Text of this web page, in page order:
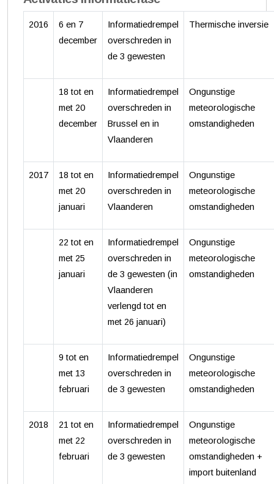
2016
6 en 7
december
Informatiedrempel
overschreden in
de 3 gewesten
Thermische inversie
18 tot en
met 20
december
Informatiedrempel
overschreden in
Brussel en in
Vlaanderen
Ongunstige
meteorologische
omstandigheden
2017
18 tot en
met 20
januari
Informatiedrempel
overschreden in
Vlaanderen
Ongunstige
meteorologische
omstandigheden
22 tot en
met 25
januari
Informatiedrempel
overschreden in
de 3 gewesten (in
Vlaanderen
verlengd tot en
met 26 januari)
Ongunstige
meteorologische
omstandigheden
9 tot en
met 13
februari
Informatiedrempel
overschreden in
de 3 gewesten
Ongunstige
meteorologische
omstandigheden
2018
21 tot en
met 22
februari
Informatiedrempel
overschreden in
de 3 gewesten
Ongunstige
meteorologische
omstandigheden +
import buitenland